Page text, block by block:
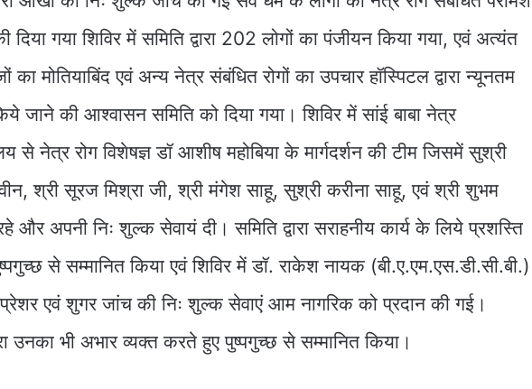
दिया गया शिविर में समिति द्वारा 202 लोगों का पंजीयन किया गया, एवं अत्यंत
का मोतियाबिंद एवं अन्य नेत्र संबंधित रोगों का उपचार हॉस्पिटल द्वारा न्यूनतम
जाने की आश्वासन समिति को दिया गया। शिविर में सांई बाबा नेत्र
से नेत्र रोग विशेषज्ञ डॉ आशीष महोबिया के मार्गदर्शन की टीम जिसमें सुश्री
श्री सूरज मिश्रा जी, श्री मंगेश साहू, सुश्री करीना साहू, एवं श्री शुभम
और अपनी निः शुल्क सेवायं दी। समिति द्वारा सराहनीय कार्य के लिये प्रशस्ति
से सम्मानित किया एवं शिविर में डॉ. राकेश नायक (बी.ए.एम.एस.डी.सी.बी.)
प्रेशर एवं शुगर जांच की निः शुल्क सेवाएं आम नागरिक को प्रदान की गई।
उनका भी अभार व्यक्त करते हुए पुष्पगुच्छ से सम्मानित किया।